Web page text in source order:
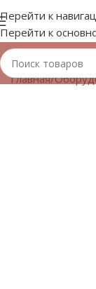
Перейти к
Перейти к
Главная/